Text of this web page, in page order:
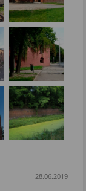
28.06.2019